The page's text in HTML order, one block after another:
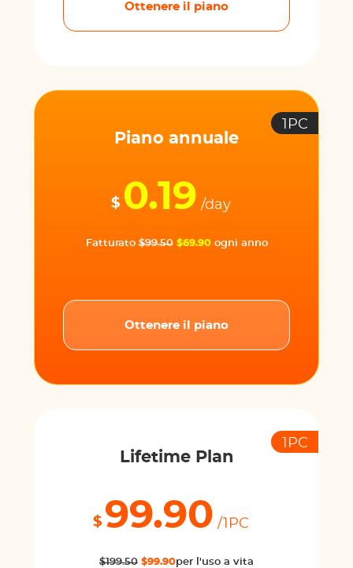
Ottenere il piano
Piano annuale
1PC
$ 0.19 /day
Fatturato$99.50 $69.90ogni anno
Ottenere il piano
Lifetime Plan
1PC
$ 99.90 /1PC
$199.50 $99.90per l'uso a vita